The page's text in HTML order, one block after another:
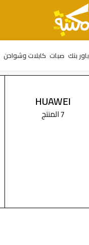
باور بنك صبات كابلات وشواحن
HUAWEI
7 المنتج